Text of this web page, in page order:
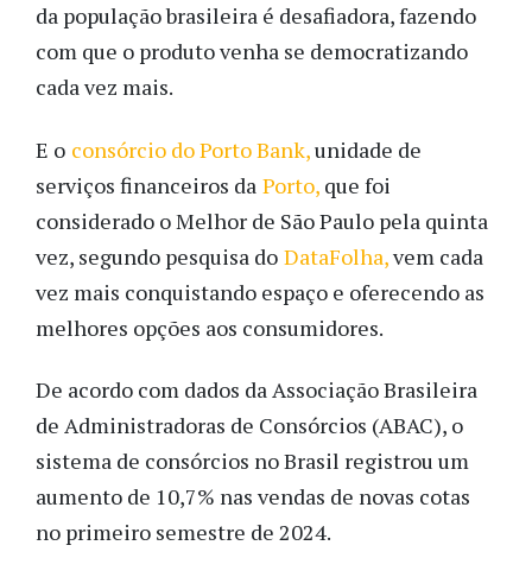
da população brasileira é desafiadora, fazendo
com que o produto venha se democratizando
cada vez mais.
E o consórcio do Porto Bank,unidade de
serviços financeiros da Porto, que foi
considerado o Melhor de São Paulo pela quinta
vez, segundo pesquisa do DataFolha,vem cada
vez mais conquistando espaço e oferecendo as
melhores opções aos consumidores.
De acordo com dados da Associação Brasileira
de Administradoras de Consórcios (ABAC), o
sistema de consórcios no Brasil registrou um
aumento de 10,7% nas vendas de novas cotas
no primeiro semestre de 2024.